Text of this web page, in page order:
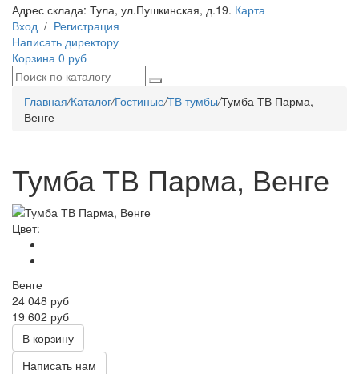
Адрес склада: Тула, ул.Пушкинская, д.19. Карта
Вход / Регистрация
Написать директору
Корзина 0 руб
Главная/Каталог/Гостиные/ТВ тумбы/Тумба ТВ Парма,
Венге
Тумба ТВ Парма, Венге
Цвет:
Венге
24 048 руб
19 602 руб
В корзину
Написать нам